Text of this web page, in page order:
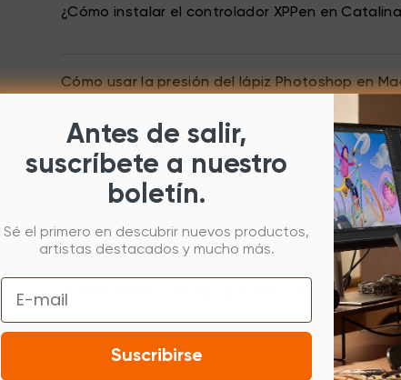
¿Cómo instalar el controlador XPPen en Catalina
Cómo usar la presión del lápiz Photoshop en
Cómo firmar un documento PDF con Microsoft
¿Cómo configurar las teclas express en
¿Cómo firmar / escribir a mano y usar la
¿Cómo firmar o escribir en Jamboard y
Antes de salir,
suscríbete a nuestro
boletín.
Sé el primero en descubrir nuevos productos,
artistas destacados y mucho más.
Email
Suscribirse